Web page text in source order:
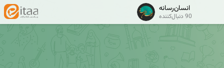
انسان‌رسانه
90 دنبال‌کننده